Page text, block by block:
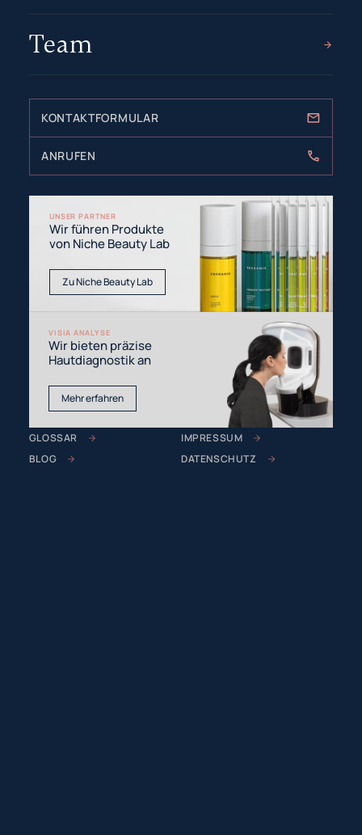
Team
KONTAKTFORMULAR
ANRUFEN
UNSER PARTNER
Wir führen Produkte
von Niche Beauty Lab
Zu Niche Beauty Lab
VISIA ANALYSE
Wir bieten präzise
Hautdiagnostik an
Mehr erfahren
GLOSSAR
BLOG
IMPRESSUM
DATENSCHUTZ